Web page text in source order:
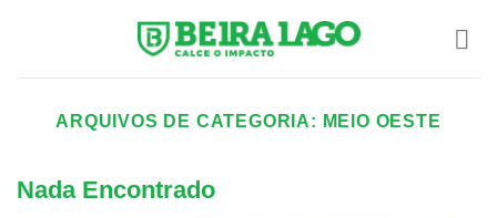
ARQUIVOS DE CATEGORIA: MEIO OESTE
Nada Encontrado